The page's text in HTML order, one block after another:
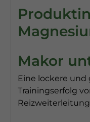
Makor
Eine lockere und
Trainingserfolg